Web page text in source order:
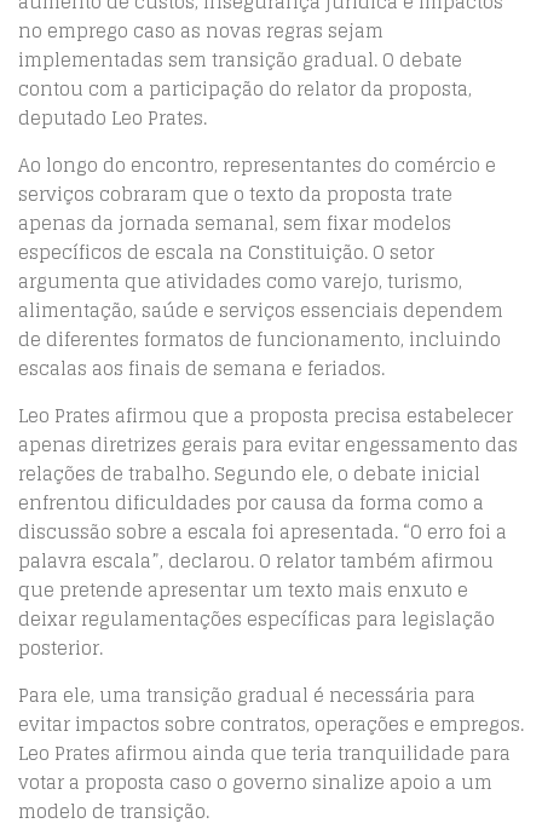
no emprego caso as novas regras sejam
implementadas sem transição gradual. O debate
contou com a participação do relator da proposta,
deputado Leo Prates.
Ao longo do encontro, representantes do comércio e
serviços cobraram que o texto da proposta trate
apenas da jornada semanal, sem fixar modelos
específicos de escala na Constituição. O setor
argumenta que atividades como varejo, turismo,
alimentação, saúde e serviços essenciais dependem
de diferentes formatos de funcionamento, incluindo
escalas aos finais de semana e feriados.
Leo Prates afirmou que a proposta precisa estabelecer
apenas diretrizes gerais para evitar engessamento das
relações de trabalho. Segundo ele, o debate inicial
enfrentou dificuldades por causa da forma como a
discussão sobre a escala foi apresentada. “O erro foi a
palavra escala”, declarou. O relator também afirmou
que pretende apresentar um texto mais enxuto e
deixar regulamentações específicas para legislação
posterior.
Para ele, uma transição gradual é necessária para
evitar impactos sobre contratos, operações e empregos.
Leo Prates afirmou ainda que teria tranquilidade para
votar a proposta caso o governo sinalize apoio a um
modelo de transição.